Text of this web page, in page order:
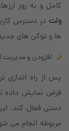
کامل و به روز
ولت در دسترس
ها و توکن های
افزودن و مدیریت
پس از راه
فرض نمایش داده
دستی فعال کند.
مربوطه انجام می